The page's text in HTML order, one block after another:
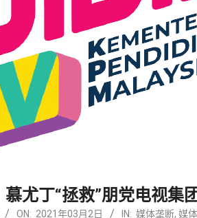
慕尤丁“拯救”朋党电视集团
ON: 2021年03月2日 IN: 媒体垄断, 媒